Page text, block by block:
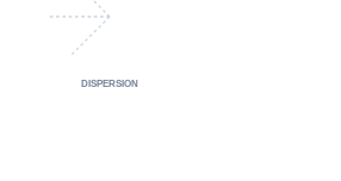
DISPERSION